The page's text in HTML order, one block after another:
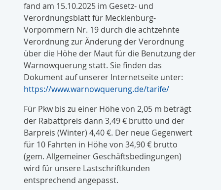
fand am 15.10.2025 im Gesetz- und
Verordnungsblatt für Mecklenburg-
Vorpommern Nr. 19 durch die achtzehnte
Verordnung zur Änderung der Verordnung
über die Höhe der Maut für die Benutzung der
Warnowquerung statt. Sie finden das
Dokument auf unserer Internetseite unter:
https://www.warnowquerung.de/tarife/
Für Pkw bis zu einer Höhe von 2,05 m beträgt
der Rabattpreis dann 3,49 € brutto und der
Barpreis (Winter) 4,40 €. Der neue Gegenwert
für 10 Fahrten in Höhe von 34,90 € brutto
(gem. Allgemeiner Geschäftsbedingungen)
wird für unsere Lastschriftkunden
entsprechend angepasst.